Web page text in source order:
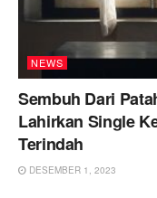
NEWS
Sembuh Dari
Lahirkan Single
Terindah
DESEMBER 1, 2023